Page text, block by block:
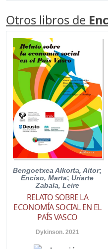
Otros libros de
Bengoetxea Alkorta, Aitor;
Enciso, Marta;Uriarte
Zabala, Leire
RELATO SOBRE LA
ECONOMÍA SOCIAL EN EL
PAÍS VASCO
Dykinson. 2021